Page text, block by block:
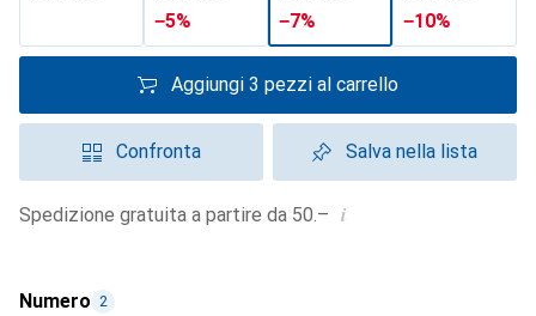
−5% −7% −10%
Aggiungi 3 pezzi al carrello
Confronta Salva nella lista
Spedizione gratuita a partire da 50.– i
Numero 2